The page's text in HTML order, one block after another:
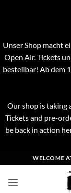
Unser Shop macht
Open Air. Tickets
bestellbar! Ab dem
Our shop is taking
Tickets and pre-
be back in action
to
content
WELCOME